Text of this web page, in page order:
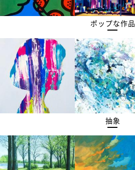
ポップな作品
抽象